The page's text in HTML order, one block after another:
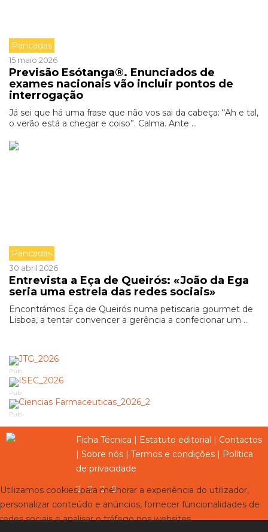
Pancadas
15 maio 2026
Previsão Esótanga®. Enunciados de
exames nacionais vão incluir pontos de
interrogação
Já sei que há uma frase que não vos sai da cabeça: “Ah e tal,
o verão está a chegar e coiso”. Calma. Ante ...
Pancadas
30 abril 2026
Entrevista a Eça de Queirós: «João da Ega
seria uma estrela das redes sociais»
Encontrámos Eça de Queirós numa petiscaria gourmet de
Lisboa, a tentar convencer a gerência a confecionar um ...
Pub
Pub
Pub
Ficha Técnica | Estatuto editorial | Contactos
| Sobre nós | Termos e condições | Política
de privacidade
Utilizamos cookies para melhorar a experiência do utilizador,
personalizar conteúdo e anúncios, fornecer funcionalidades de
redes sociais e analisar o tráfego nos websites.